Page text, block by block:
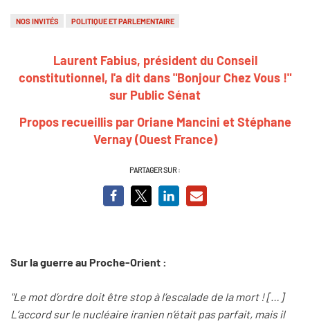
NOS INVITÉS POLITIQUE ET PARLEMENTAIRE
Laurent Fabius, président du Conseil
constitutionnel, l'a dit dans "Bonjour Chez Vous !"
sur Public Sénat
Propos recueillis par Oriane Mancini etStéphane
Vernay (Ouest France)
PARTAGER SUR :
Sur la guerre au Proche-Orient :
"Le mot d’ordre doit être stop à l’escalade de la mort ! […]
L’accord sur le nucléaire iranien n’était pas parfait, mais il